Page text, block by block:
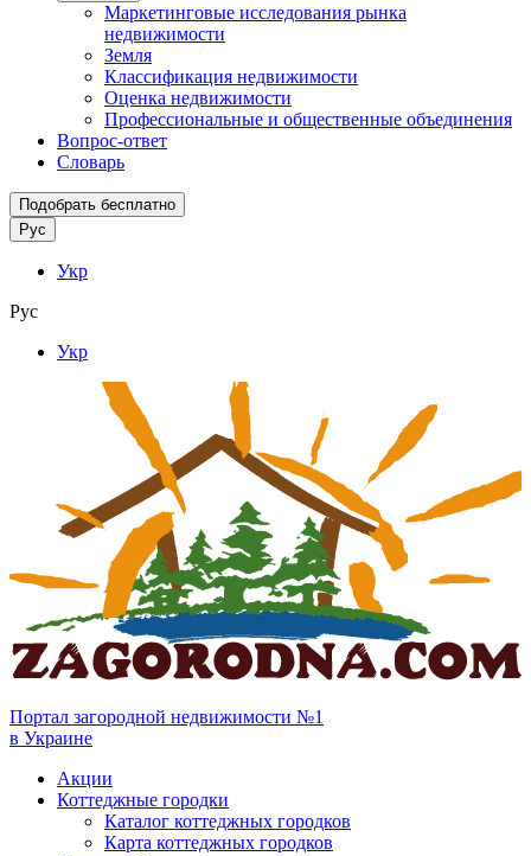
Маркетинговые исследования рынка
недвижимости
Земля
Классификация недвижимости
Оценка недвижимости
Профессиональные и общественные объединения
Вопрос-ответ
Словарь
Подобрать бесплатно
Рус
Укр
Рус
Укр
Портал загородной недвижимости №1
в Украине
Акции
Коттеджные городки
Каталог коттеджных городков
Карта коттеджных городков